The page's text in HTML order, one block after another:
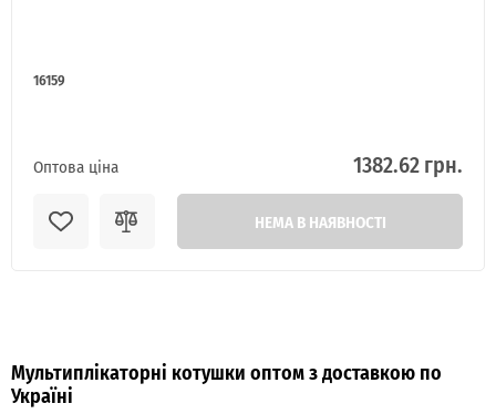
16159
Оптова ціна 1382.62 грн.
НЕМА В НАЯВНОСТІ
Мультиплікаторні котушки оптом з доставкою по
Україні